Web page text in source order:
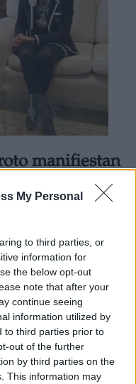
My Personal
to third parties, or
information for
the below opt-out
note that after your
continue seeing
information utilized by
to third parties prior to
out of the further
by third parties on the
This information may
manifiestan